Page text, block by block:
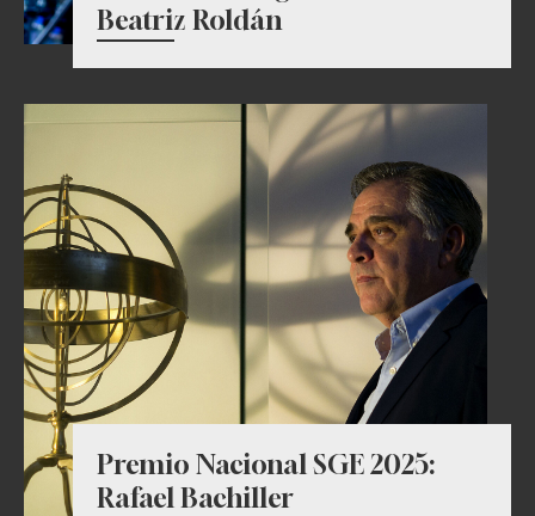
Beatriz Roldán
Premio Nacional SGE 2025:
Rafael Bachiller